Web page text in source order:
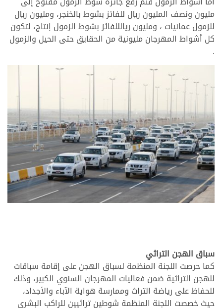
مليون ونصف المليون ريال للفائز بشوط بالخنجر، ومليون ريال
للزمول عمانيات ، ومليون ريالللفائز بشوط الزمول إنتاج، لتكون
كل أشواط المهرجان مليونية من الحقايق حتى الحيل والزمول
.
سباق الهجن التراثي
كما حرصت اللجنة المنظمة لسباق الهجن على إقامة سباقات
للهجن التراثية ضمن فعاليات المهرجان السنوي الكبير، وذلك
للحفاظ على رياضة التراث وممارسة هواية الآباء والأجداد،
حيث خصصت اللجنة المنظمة شوطين تراثيين للراكب البشري